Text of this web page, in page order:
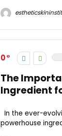
0
The
Ingredient
In the ever-
powerhouse